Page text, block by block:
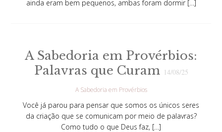
ainda eram bem pequenos, ambas foram dormir […]
A Sabedoria em Provérbios:
Palavras que Curam 14/08/25
A Sabedoria em Provérbios
Você já parou para pensar que somos os únicos seres
da criação que se comunicam por meio de palavras?
Como tudo o que Deus faz, […]